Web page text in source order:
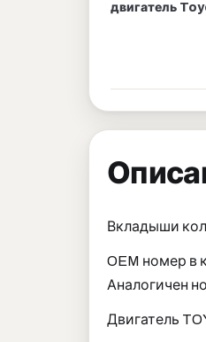
двигатель
Вкладыши
OEM номер в
Аналогичен
Двигатель